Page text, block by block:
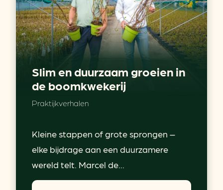
Slim en duurzaam groeien in
de boomkwekerij
Praktijkverhalen
Kleine stappen of grote sprongen –
elke bijdrage aan een duurzamere
wereld telt. Marcel de...